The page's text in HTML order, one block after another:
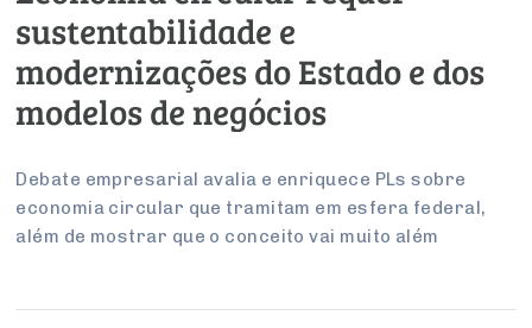
Artigos
Institucional
Debates Fecomercio-SP
PROJETOS ESPECIAIS:
UM BRASIL
Economia
Pesquisas
Brasil
Internacional
Modernização do Estado
Inteligência Artificial
Legislação
Empresas
Arbitragem e Mediação
Varejo
Sustentabilidade
PESQUISAS
FALE CONOSCO
Sobre
CONSELHOS
Conselho de Emprego e Relações do Trabalho
sustentabilidade e
modernizações do Estado e dos
modelos de negócios
Debate empresarial avalia e enriquece PLs sobre
economia circular que tramitam em esfera federal,
além de mostrar que o conceito vai muito além